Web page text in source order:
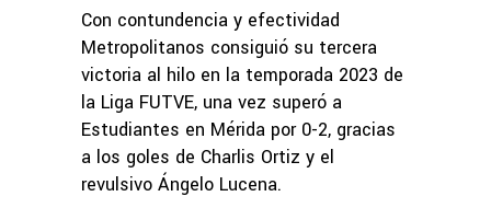
Con contundencia y efectividad
Metropolitanos consiguió su tercera
victoria al hilo en la temporada 2023 de
la Liga FUTVE, una vez superó a
Estudiantes en Mérida por 0-2, gracias
a los goles de Charlis Ortiz y el
revulsivo Ángelo Lucena.